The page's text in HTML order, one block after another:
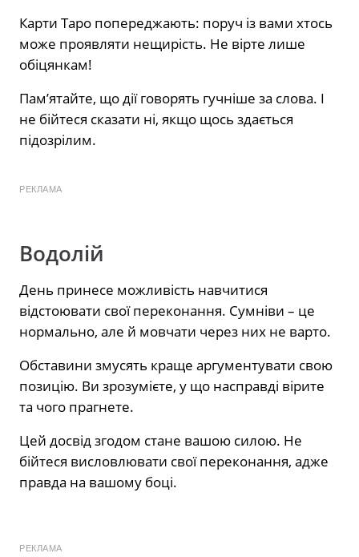
Карти Таро попереджають: поруч із вами хтось
може проявляти нещирість. Не вірте лише
обіцянкам!
Пам’ятайте, що дії говорять гучніше за слова. І
не бійтеся сказати ні, якщо щось здається
підозрілим.
РЕКЛАМА
Водолій
День принесе можливість навчитися
відстоювати свої переконання. Сумніви – це
нормально, але й мовчати через них не варто.
Обставини змусять краще аргументувати свою
позицію. Ви зрозумієте, у що насправді вірите
та чого прагнете.
Цей досвід згодом стане вашою силою. Не
бійтеся висловлювати свої переконання, адже
правда на вашому боці.
РЕКЛАМА